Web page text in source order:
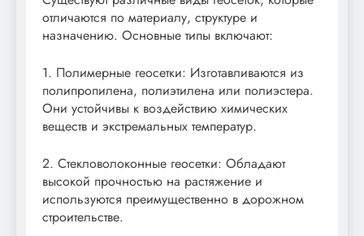
отличаются по материалу, структуре и
назначению. Основные типы включают:
1. Полимерные геосетки: Изготавливаются из
полипропилена, полиэтилена или полиэстера.
Они устойчивы к воздействию химических
веществ и экстремальных температур.
2. Стекловолоконные геосетки: Обладают
высокой прочностью на растяжение и
используются преимущественно в дорожном
строительстве.